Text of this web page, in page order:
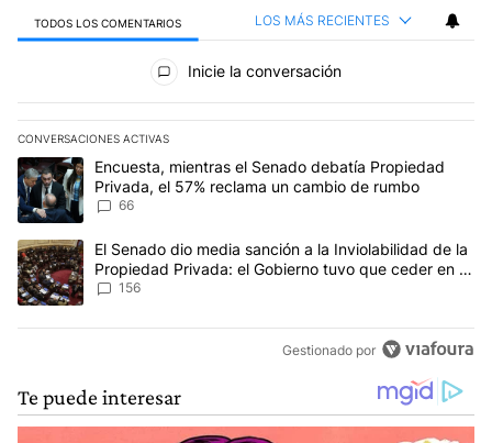
TODOS LOS COMENTARIOS LOS MÁS RECIENTES
Todos los comentarios
Inicie la conversación
CONVERSACIONES ACTIVAS
Este listado muestra los artículos con más comentarios en los
Un artículo de tendencia con el título "Encuesta, mientras el
Encuesta, mientras el Senado debatía Propiedad
Privada, el 57% reclama un cambio de rumbo
66
Un artículo de tendencia con el título "El Senado dio media
El Senado dio media sanción a la Inviolabilidad de la
Propiedad Privada: el Gobierno tuvo que ceder en la
Ley del Manejo del Fuego
156
Gestionado por